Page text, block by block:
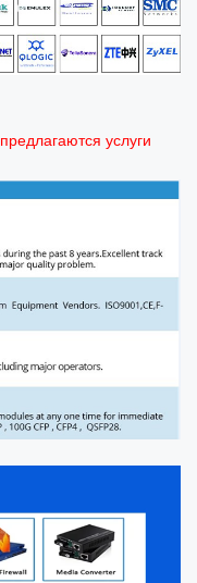
предлагаются услуги